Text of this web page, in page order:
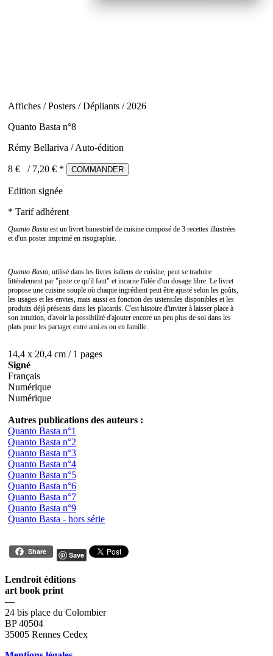
Affiches / Posters / Dépliants / 2026
Quanto Basta n°8
Rémy Bellariva / Auto-édition
8 € / 7,20 € * COMMANDER
Edition signée
* Tarif adhérent
Quanto Basta est un livret bimestriel de cuisine composé de 3 recettes illustrées
et d'un poster imprimé en risographie.
Quanto Basta , utilisé dans les livres italiens de cuisine, peut se traduire
littéralement par "juste ce qu'il faut" et incarne l'idée d'un dosage libre. Le livret
propose une cuisine souple où chaque ingrédient peut être ajusté selon les goûts,
les usages et les envies, mais aussi en fonction des ustensiles disponibles et les
produits déjà présents dans les placards. C'est histoire d'inviter à laisser place à
son intuition, d'avoir la possibilité d'ajouter encore un peu plus de soi dans les
plats pour les partager entre ami.es ou en famille.
14,4 x 20,4 cm / 1 pages
Signé
Français
Numérique
Numérique
Autres publications des auteurs :
Quanto Basta n°1
Quanto Basta n°2
Quanto Basta n°3
Quanto Basta n°4
Quanto Basta n°5
Quanto Basta n°6
Quanto Basta n°7
Quanto Basta n°9
Quanto Basta - hors série
Share Save
Lendroit éditions
art book print
—
24 bis place du Colombier
BP 40504
35005 Rennes Cedex